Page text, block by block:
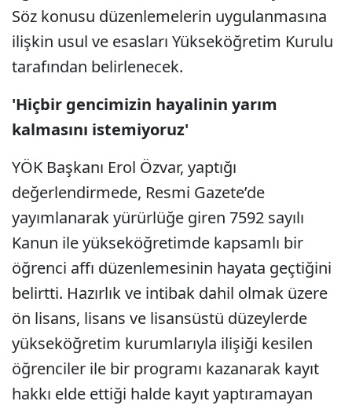
Söz konusu düzenlemelerin uygulanmasına
ilişkin usul ve esasları Yükseköğretim Kurulu
tarafından belirlenecek.
'Hiçbir gencimizin hayalinin yarım
kalmasını istemiyoruz'
YÖK Başkanı Erol Özvar, yaptığı
değerlendirmede, Resmi Gazete’de
yayımlanarak yürürlüğe giren 7592 sayılı
Kanun ile yükseköğretimde kapsamlı bir
öğrenci affı düzenlemesinin hayata geçtiğini
belirtti. Hazırlık ve intibak dahil olmak üzere
ön lisans, lisans ve lisansüstü düzeylerde
yükseköğretim kurumlarıyla ilişiği kesilen
öğrenciler ile bir programı kazanarak kayıt
hakkı elde ettiği halde kayıt yaptıramayan